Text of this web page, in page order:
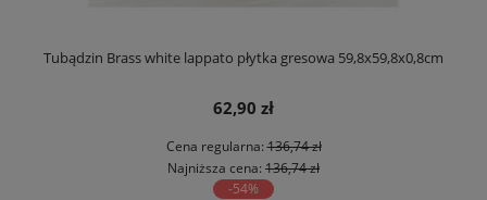
Tubądzin Brass white lappato płytka gresowa 59,8x59,8x0,8cm
62,90 zł
Cena regularna:136,74 zł
Najniższa cena: 136,74 zł
-54%